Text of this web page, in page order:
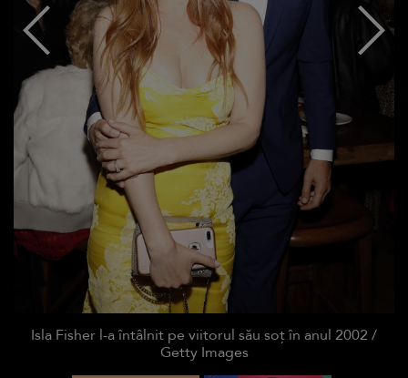
Isla Fisher l-a întâlnit pe viitorul său soț în anul 2002 /
Getty Images